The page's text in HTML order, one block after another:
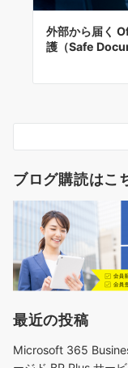
外部から届く
護（Safe
ブログ購読はこ
最近の投稿
Microsoft 365